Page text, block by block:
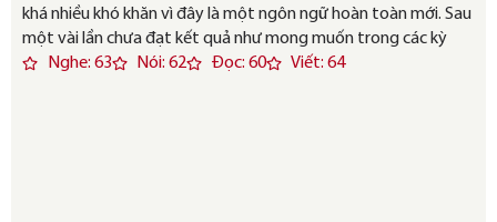
khá nhiều khó khăn vì đây là một ngôn ngữ hoàn toàn mới. Sau
một vài lần chưa đạt kết quả như mong muốn trong các kỳ
Nghe: 63
Nói: 62 Đọc: 60 Viết: 64